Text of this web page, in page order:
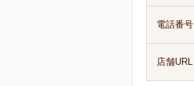
電話番号
店舗URL